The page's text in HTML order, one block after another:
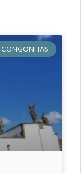
CONGONHAS